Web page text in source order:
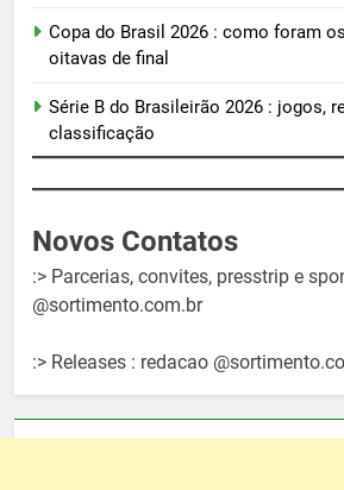
Copa do Brasil 2026 : como foram
oitavas de final
Série B do Brasileirão 2026 : jogos,
classificação
Novos Contatos
:> Parcerias, convites, presstrip e
@sortimento.com.br
:> Releases : redacao